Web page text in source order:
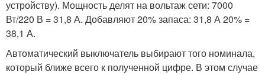
устройству). Мощность делят на вольтаж сети: 7000
Вт/220 В = 31,8 А. Добавляют 20% запаса: 31,8 А 20% =
38,1 А.
Автоматический выключатель выбирают того номинала,
который ближе всего к полученной цифре. В этом случае